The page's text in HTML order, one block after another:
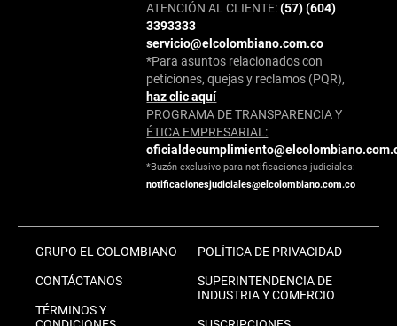
ATENCIÓN AL CLIENTE:(57) (604)
3393333
servicio@elcolombiano.com.co
*Para asuntos relacionados con
peticiones, quejas y reclamos (PQR),
haz clic aquí
PROGRAMA DE TRANSPARENCIA Y
ÉTICA EMPRESARIAL:
*Buzón exclusivo para notificaciones judiciales:
notificacionesjudiciales@elcolombiano.com.co
GRUPO EL COLOMBIANO
CONTÁCTANOS
TÉRMINOS Y
POLÍTICA DE PRIVACIDAD
SUPERINTENDENCIA DE
INDUSTRIA Y COMERCIO